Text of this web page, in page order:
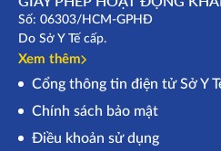
Số: 06303/HCM-GPHĐ
Do Sở Y Tế cấp.
Xem thêm
Cổng thông tin điện tử Sở Y
Chính sách bảo mật
Điều khoản sử dụng